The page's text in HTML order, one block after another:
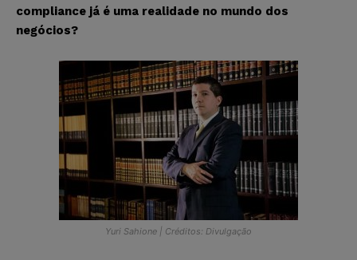
compliance já é uma realidade no mundo dos
negócios?
Yuri Sahione | Créditos: Divulgação